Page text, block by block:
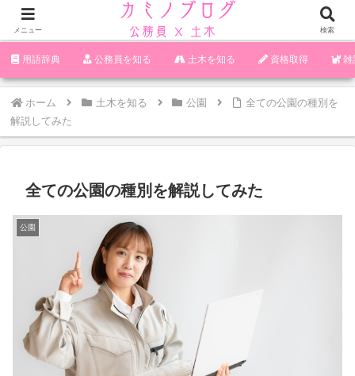
‪︎‬‪︎︎︎︎︎用語辞典 ‪︎‬‪︎︎︎︎︎公務員を知る 土木を知る 資格取得 雑
ホーム 土木を知る 公園
全ての公園の種別を
解説してみた
全ての公園の種別を解説してみた
公園
メニュー 検索